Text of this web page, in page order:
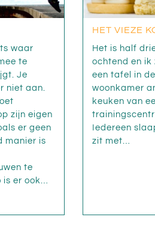
waar
te
Je
niet aan.
zijn eigen
er geen
manier is
te
is er ook…
HET VIEZE
Het is half
ochtend en ik
een tafel in de
woonkamer
keuken van
Iedereen
zit met…